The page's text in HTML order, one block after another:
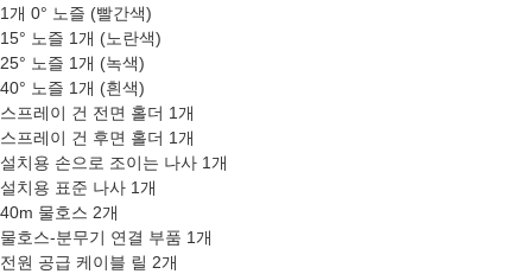
1개 0° 노즐 (빨간색)
15° 노즐 1개 (노란색)
25° 노즐 1개 (녹색)
40° 노즐 1개 (흰색)
스프레이 건 전면 홀더 1개
스프레이 건 후면 홀더 1개
설치용 손으로 조이는 나사 1개
설치용 표준 나사 1개
40m 물호스 2개
물호스-분무기 연결 부품 1개
전원 공급 케이블 릴 2개